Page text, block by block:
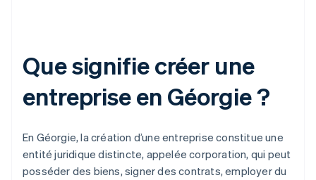
Que signifie créer une
entreprise en Géorgie ?
En Géorgie, la création d’une entreprise constitue une
entité juridique distincte, appelée corporation, qui peut
posséder des biens, signer des contrats, employer du